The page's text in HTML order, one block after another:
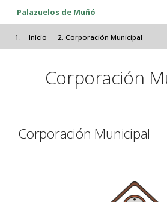
Pasar al contenido
Palazuelos de Muñó
Inicio Corporación Municipal
Corporación
Corporación Municipal